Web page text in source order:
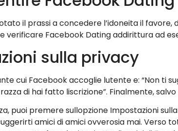
il prassi a concedere l’idoneita il
verificare Facebook Dating addirittura ad
sulla privacy
cui Facebook accoglie lutente e: “Non ti
di hai fatto liscrizione”. Finalmente,
puoi premere sullopzione Impostazioni
amici di amici ovverosia mai. Verso